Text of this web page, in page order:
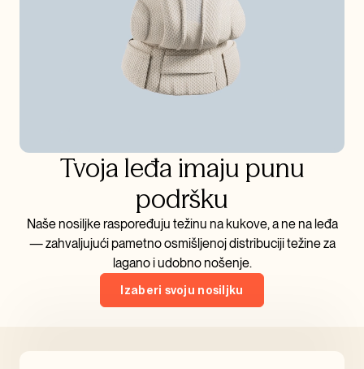
Tvoja leđa imaju punu
podršku
Naše nosiljke raspoređuju težinu na kukove, a ne na leđa
— zahvaljujući pametno osmišljenoj distribuciji težine za
lagano i udobno nošenje.
Izaberi svoju nosiljku